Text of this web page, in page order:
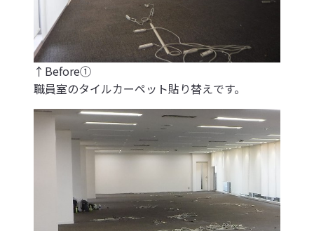
↑Before①
職員室のタイルカーペット貼り替えです。